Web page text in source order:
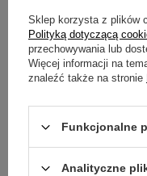
SZCZEGÓŁOWE DANE
075Z47500B_R
Sklep korzysta z plików
Polityką dotyczącą
przechowywania lub
Więcej informacji na
znaleźć także na stronie
Funkcjonalne
Analityczne